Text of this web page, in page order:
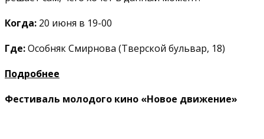
Когда: 20 июня в 19-00
Где:Особняк Смирнова (Тверской бульвар, 18)
Подробнее
Фестиваль молодого кино «Новое движение»